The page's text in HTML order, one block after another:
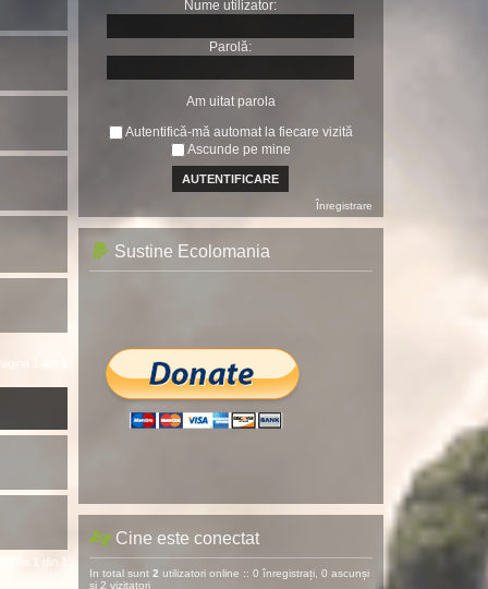
1 din 1
Nume utilizator:
Parolă:
Am uitat parola
Autentifică-mă automat la fiecare vizită
Ascunde pe mine
Înregistrare
Sustine Ecolomania
Cine este conectat
In total sunt 2 utilizatori online :: 0 înregistrați, 0 ascunși
și 2 vizitatori